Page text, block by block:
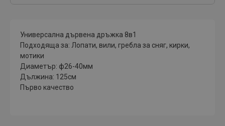
Универсална дървена дръжка 8в1
Подходяща за: Лопати, вили, гребла за сняг, кирки,
мотики
Диаметър: ф26-40мм
Дължина: 125см
Първо качество